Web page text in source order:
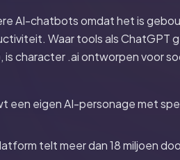
AI-chatbots omdat het is
Waar tools als ChatGPT
character .ai ontworpen voor
een eigen AI-personage met
telt meer dan 18 miljoen